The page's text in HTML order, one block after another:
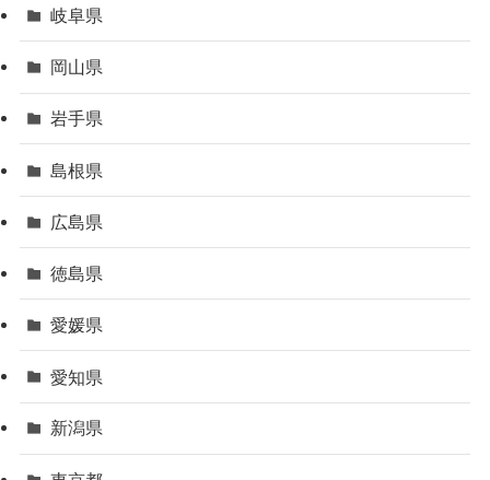
岐阜県
岡山県
岩手県
島根県
広島県
徳島県
愛媛県
愛知県
新潟県